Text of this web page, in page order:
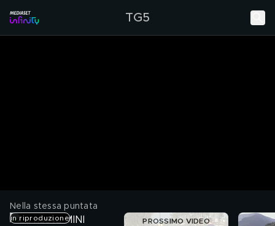
TG5
Nella stessa puntata
in riproduzione PROSSIMO VIDEO